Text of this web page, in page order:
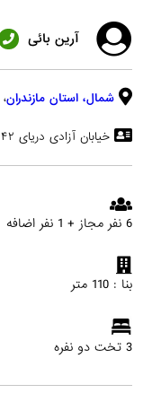
آرین بائی
شمال، استان مازندران،
خیابان آزادی دریای ۴۲
6 نفر مجاز + 1 نفر اضافه
بنا : 110 متر
3 تخت دو نفره